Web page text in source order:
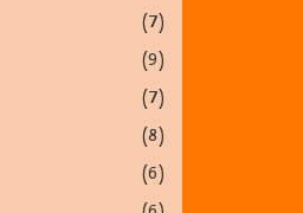
(7)
(9)
(7)
(8)
(6)